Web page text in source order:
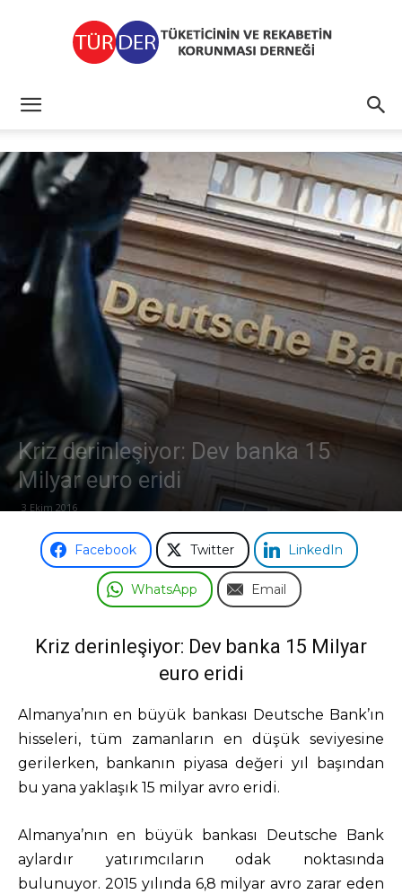
Kriz derinleşiyor: Dev banka 15
Milyar euro eridi
3 Ekim 2016
Facebook Twitter LinkedIn
WhatsApp Email
Kriz derinleşiyor: Dev banka 15 Milyar
euro eridi
Almanya’nın en büyük bankası Deutsche Bank’ın
hisseleri, tüm zamanların en düşük seviyesine
gerilerken, bankanın piyasa değeri yıl başından
bu yana yaklaşık 15 milyar avro eridi.
Almanya’nın en büyük bankası Deutsche Bank
aylardır yatırımcıların odak noktasında
bulunuyor. 2015 yılında 6,8 milyar avro zarar eden